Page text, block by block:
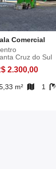
Comercial
Cruz do Sul
2.300,00
m² 1